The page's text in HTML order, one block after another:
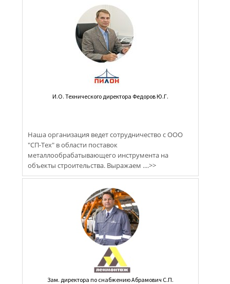
И.О. Технического директора Федоров Ю.Г.
Наша организация ведет сотрудничество с ООО
"СП-Тех" в области поставок
металлообрабатывающего инструмента на
объекты строительства. Выражаем ....>>
Зам. директора по снабжению Абрамович С.П.